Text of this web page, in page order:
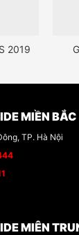
2019
MIỀN BẮC
TP. Hà Nội
MIÊN